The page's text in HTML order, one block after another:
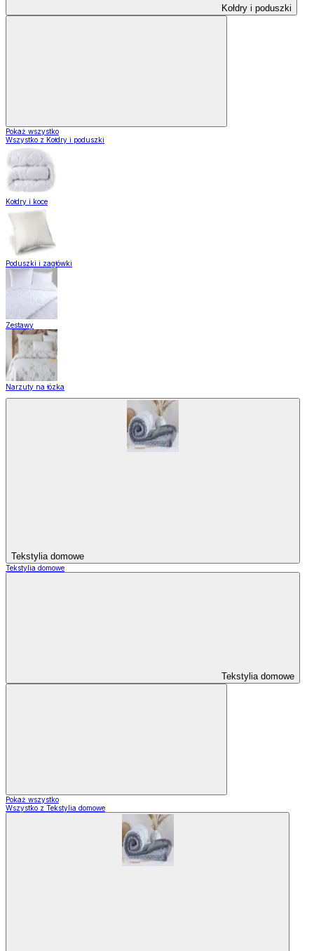
Kołdry i poduszki
Pokaż wszystko
Wszystko z Kołdry i poduszki
Kołdry i koce
Poduszki i zagłówki
Zestawy
Narzuty na łózka
Tekstylia domowe
Tekstylia domowe
Tekstylia domowe
Pokaż wszystko
Wszystko z Tekstylia domowe